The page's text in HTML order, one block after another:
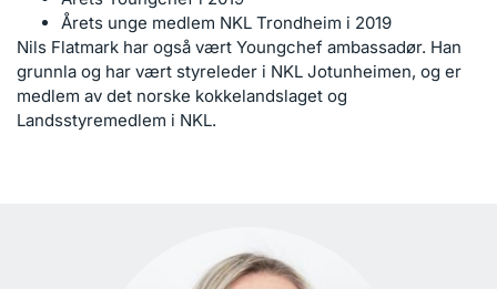
Årets unge medlem NKL Trondheim i 2019
Nils Flatmark har også vært Youngchef ambassadør. Han
grunnla og har vært styreleder i NKL Jotunheimen, og er
medlem av det norske kokkelandslaget og
Landsstyremedlem i NKL.